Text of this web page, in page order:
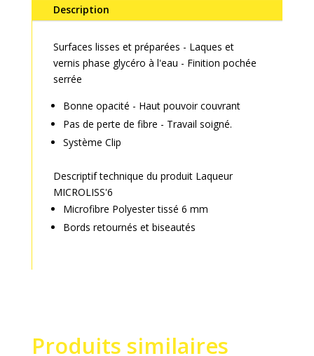
Description
Surfaces lisses et préparées - Laques et
vernis phase glycéro à l'eau - Finition pochée
serrée
Bonne opacité - Haut pouvoir couvrant
Pas de perte de fibre - Travail soigné.
Système Clip
Descriptif technique du produit Laqueur
MICROLISS'6
Microfibre Polyester tissé 6 mm
Bords retournés et biseautés
Produits similaires